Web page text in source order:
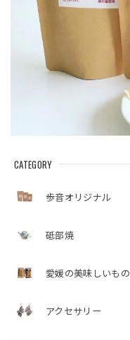
CATEGORY
歩音オリジナル
砥部焼
愛媛の美味しいもの
アクセサリー